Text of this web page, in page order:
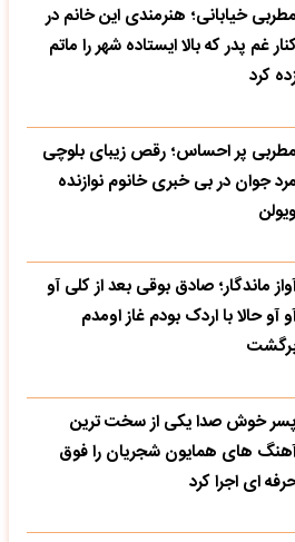
خیابانی؛ هنرمندی این خانم در
غم پدر که بالا ایستاده شهر را ماتم
کرد
پر احساس؛ رقص زیبای بلوچی
جوان در بی خبری خانوم نوازنده
ماندگار؛ صادق بوقی بعد از کلی آو
آو حالا با اردک بودم غاز اومدم
خوش صدا یکی از سخت ترین
های همایون شجریان را فوق
ای اجرا کرد